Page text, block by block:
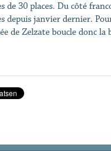
de 30 places. Du côté
depuis janvier dernier.
de Zelzate boucle donc la